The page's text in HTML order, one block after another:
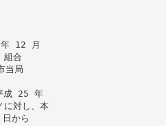
年 12 月
組合
当局
成 25 年
対し、本
から